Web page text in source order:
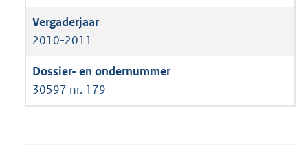
2010-2011
30597 nr. 179